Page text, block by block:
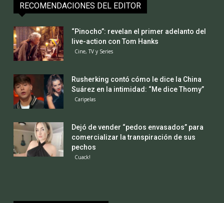
RECOMENDACIONES DEL EDITOR
“Pinocho”: revelan el primer adelanto del
live-action con Tom Hanks
Cine, TV y Series
Rusherking contó cómo le dice la China
Suárez en la intimidad: “Me dice Thomy”
Caripelas
Dejó de vender “pedos envasados” para
comercializar la transpiración de sus
pechos
Cuack!